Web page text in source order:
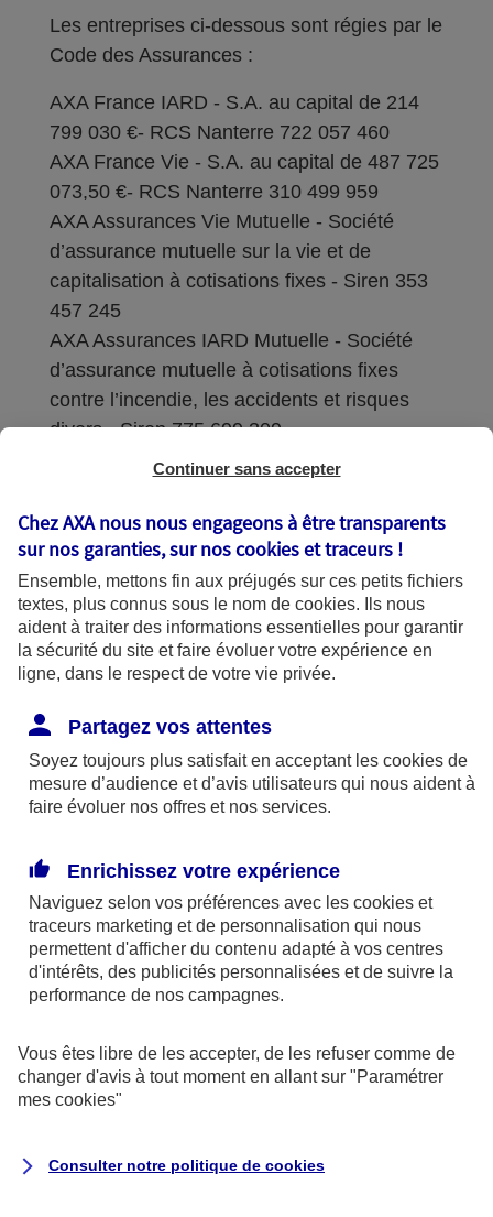
Les entreprises ci-dessous sont régies par le
Code des Assurances :
AXA France IARD - S.A. au capital de 214
799 030 €- RCS Nanterre 722 057 460
AXA France Vie - S.A. au capital de 487 725
073,50 €- RCS Nanterre 310 499 959
AXA Assurances Vie Mutuelle - Société
d’assurance mutuelle sur la vie et de
capitalisation à cotisations fixes - Siren 353
457 245
AXA Assurances IARD Mutuelle - Société
d’assurance mutuelle à cotisations fixes
contre l’incendie, les accidents et risques
divers - Siren 775 699 309
Sièges sociaux : 313 Terrasses de l’Arche –
Coordonnées de l'Autorité de contrôle
prudentiel et de résolution (ACPR) : - 4
Place de Budapest - CS 92459 - 75436
Paris Cedex 09. Le détail des procédures de
recours et de réclamation et les
disponibles sur le site axa.fr.
AXA France IARD et AXA France Vie sont
mandataires exclusifs en opérations de
246 et n°13 005 764 (consultable
surwww.orias.fr)
AXA Assistance France Assurances,
S.A au capital de 51 429 430,40 €,
Siège social :
8-10, rue Paul Vaillant Couturier
Continuer sans accepter
Chez AXA nous nous engageons à être transparents
sur nos garanties, sur noscookies et traceurs !
Ensemble, mettons fin aux préjugés sur ces petits fichiers
textes, plus connus sous le nom de cookies. Ils nous
aident à traiter des informations essentielles pour garantir
la sécurité du site et faire évoluer votre expérience en
ligne, dans le respect de votre vie privée.
Partagez vos attentes
Soyez toujours plus satisfait en acceptant les cookies de
mesure d’audience et d’avis utilisateurs qui nous aident à
faire évoluer nos offres et nos services.
Enrichissez votre expérience
Naviguez selon vos préférences avec les cookies et
traceurs marketing et de personnalisation qui nous
permettent d'afficher du contenu adapté à vos centres
d'intérêts, des publicités personnalisées et de suivre la
performance de nos campagnes.
Vous êtes libre de les accepter, de les refuser comme de
changer d'avis à tout moment en allant sur "Paramétrer
mes cookies"
Consulter notre politique de cookies